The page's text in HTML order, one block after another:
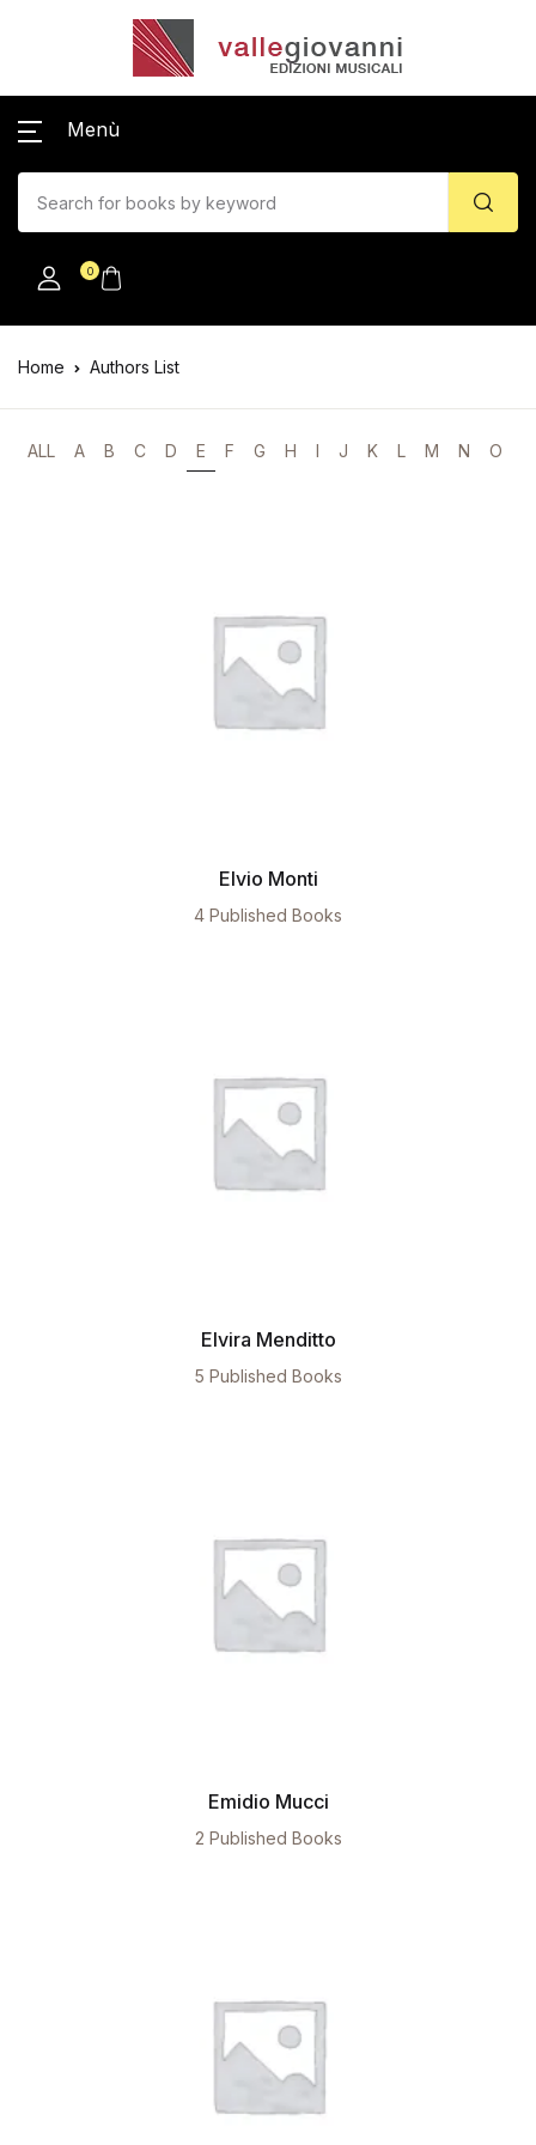
Menù
0
Home Authors List
ALL A B C D E F G H I J K L M N O
Elvio Monti
4 Published Books
Elvira Menditto
5 Published Books
Emidio Mucci
2 Published Books